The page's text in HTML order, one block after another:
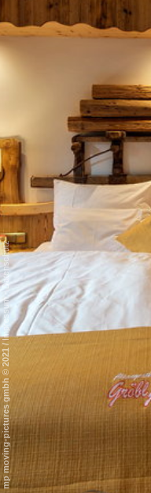
mp moving-pictures gmbh © 2021
/
Impressum
-
Datenschutz